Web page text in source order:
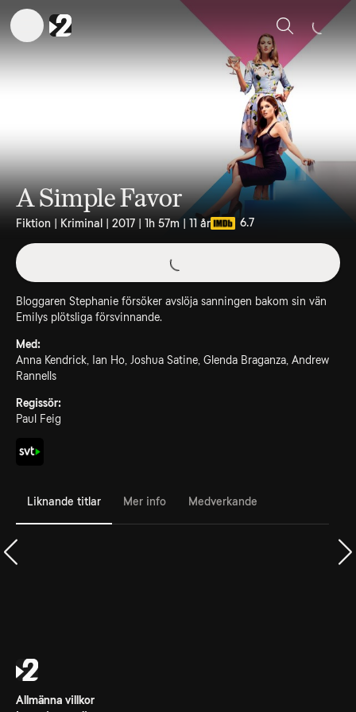
Sök
A Simple Favor
Fiktion | Kriminal | 2017 | 1h 57m | 11 år 6.7
Bloggaren Stephanie försöker avslöja sanningen bakom sin vän
Emilys plötsliga försvinnande.
Med:
Anna Kendrick, Ian Ho, Joshua Satine, Glenda Braganza, Andrew
Rannells
Regissör:
Paul Feig
Liknande titlar Mer info Medverkande
Allmänna villkor